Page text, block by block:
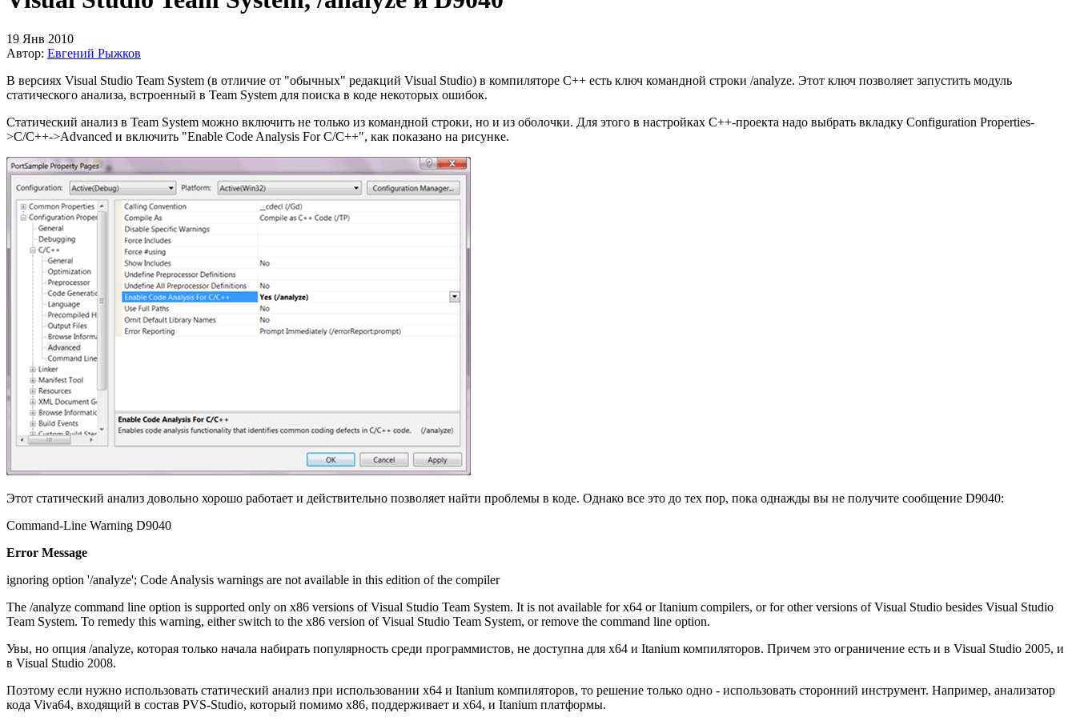
19 Янв 2010
Автор: Евгений Рыжков
В версиях Visual Studio Team System (в отличие от "обычных" редакций Visual Studio) в компиляторе C++ есть ключ командной строки /analyze. Этот ключ позволяет запустить модуль
статического анализа, встроенный в Team System для поиска в коде некоторых ошибок.
Статический анализ в Team System можно включить не только из командной строки, но и из оболочки. Для этого в настройках C++-проекта надо выбрать вкладку Configuration Properties-
>C/C++->Advanced и включить "Enable Code Analysis For C/C++", как показано на рисунке.
Этот статический анализ довольно хорошо работает и действительно позволяет найти проблемы в коде. Однако все это до тех пор, пока однажды вы не получите сообщение D9040:
Command-Line Warning D9040
Error Message
ignoring option '/analyze'; Code Analysis warnings are not available in this edition of the compiler
The /analyze command line option is supported only on x86 versions of Visual Studio Team System. It is not available for x64 or Itanium compilers, or for other versions of Visual Studio besides Visual Studio
Team System. To remedy this warning, either switch to the x86 version of Visual Studio Team System, or remove the command line option.
Увы, но опция /analyze, которая только начала набирать популярность среди программистов, не доступна для x64 и Itanium компиляторов. Причем это ограничение есть и в Visual Studio 2005, и
в Visual Studio 2008.
Поэтому если нужно использовать статический анализ при использовании x64 и Itanium компиляторов, то решение только одно - использовать сторонний инструмент. Например, анализатор
кода Viva64, входящий в состав PVS-Studio, который помимо x86, поддерживает и x64, и Itanium платформы.